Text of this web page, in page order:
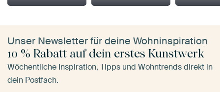
Unser Newsletter für deine Wohninspiration
10 % Rabatt auf dein erstes Kunstwerk
Wöchentliche Inspiration, Tipps und Wohntrends direkt in
dein Postfach.